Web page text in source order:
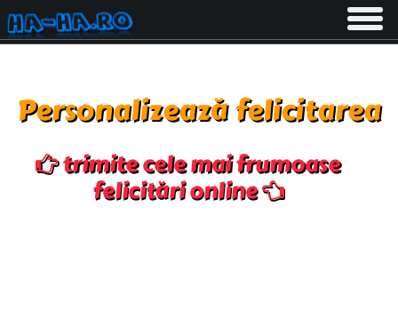
Toggle
Personalizează felicitarea
trimite cele mai frumoase
felicitări online